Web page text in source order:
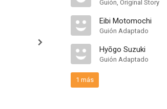
Guión, Original Story
Eibi Motomochi
Guión Adaptado
Hyōgo Suzuki
Guión Adaptado
1 más